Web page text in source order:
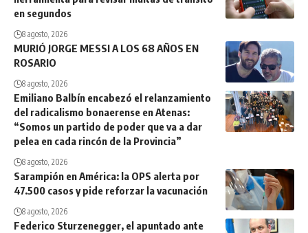
en segundos
8 agosto, 2026
MURIÓ JORGE MESSI A LOS 68 AÑOS EN
ROSARIO
8 agosto, 2026
Emiliano Balbín encabezó el relanzamiento
del radicalismo bonaerense en Atenas:
“Somos un partido de poder que va a dar
pelea en cada rincón de la Provincia”
8 agosto, 2026
Sarampión en América: la OPS alerta por
47.500 casos y pide reforzar la vacunación
8 agosto, 2026
Federico Sturzenegger, el apuntado ante